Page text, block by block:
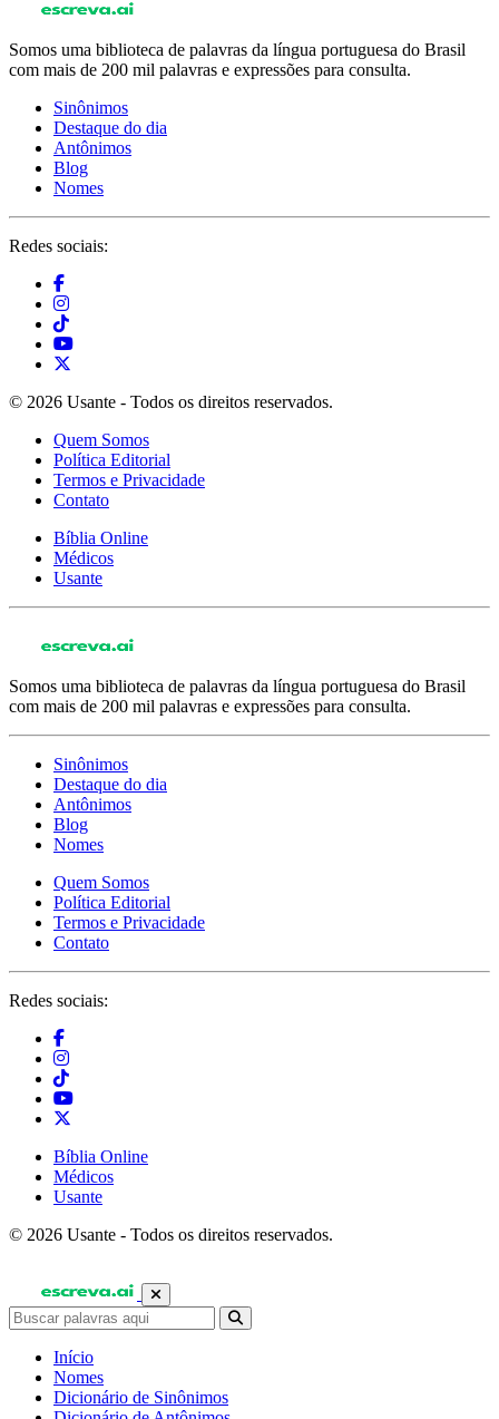
Somos uma biblioteca de palavras da língua portuguesa do Brasil
com mais de 200 mil palavras e expressões para consulta.
Sinônimos
Destaque do dia
Antônimos
Blog
Nomes
Redes sociais:
© 2026 Usante - Todos os direitos reservados.
Quem Somos
Política Editorial
Termos e Privacidade
Contato
Bíblia Online
Médicos
Usante
Somos uma biblioteca de palavras da língua portuguesa do Brasil
com mais de 200 mil palavras e expressões para consulta.
Sinônimos
Destaque do dia
Antônimos
Blog
Nomes
Quem Somos
Política Editorial
Termos e Privacidade
Contato
Redes sociais:
Bíblia Online
Médicos
Usante
© 2026 Usante - Todos os direitos reservados.
Início
Nomes
Dicionário de Sinônimos